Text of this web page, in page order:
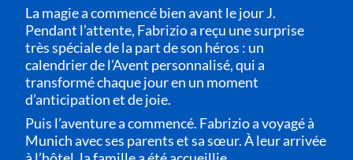
La magie a commencé bien avant le jour J.
Pendant l’attente, Fabrizio a reçu une surprise
très spéciale de la part de son héros : un
calendrier de l’Avent personnalisé, qui a
transformé chaque jour en un moment
d’anticipation et de joie.
Puis l’aventure a commencé. Fabrizio a voyagé à
Munich avec ses parents et sa sœur. À leur arrivée